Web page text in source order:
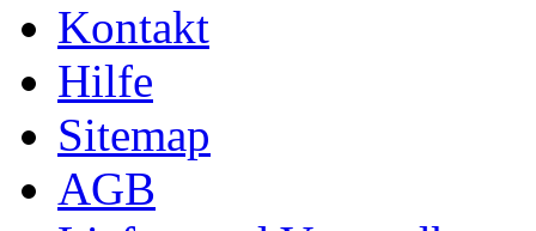
Kontakt
Hilfe
Sitemap
AGB